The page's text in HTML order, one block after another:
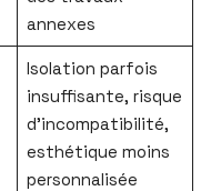
annexes
Isolation parfois
insuffisante, risque
d’incompatibilité,
esthétique moins
personnalisée